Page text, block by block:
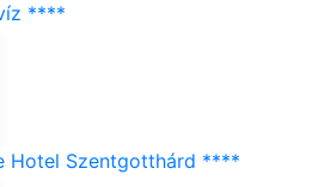
****
Hotel Szentgotthárd ****